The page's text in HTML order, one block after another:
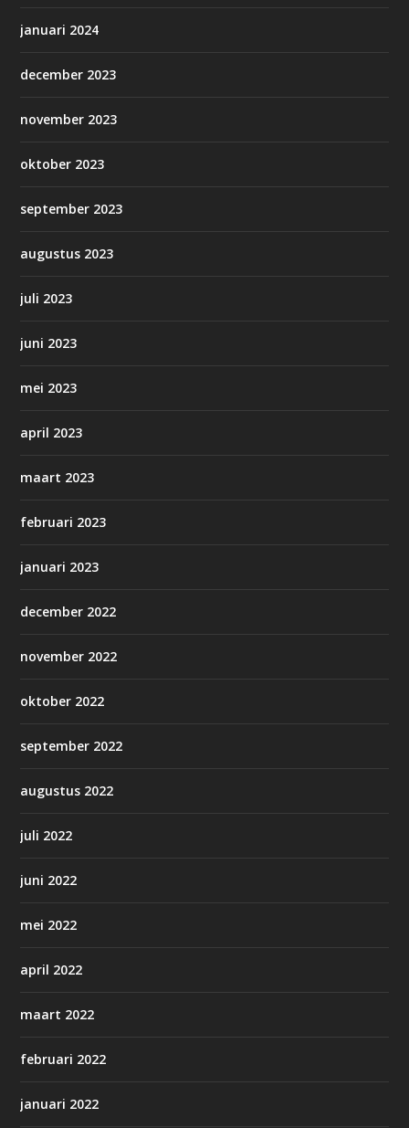
januari 2024
december 2023
november 2023
oktober 2023
september 2023
augustus 2023
juli 2023
juni 2023
mei 2023
april 2023
maart 2023
februari 2023
januari 2023
december 2022
november 2022
oktober 2022
september 2022
augustus 2022
juli 2022
juni 2022
mei 2022
april 2022
maart 2022
februari 2022
januari 2022